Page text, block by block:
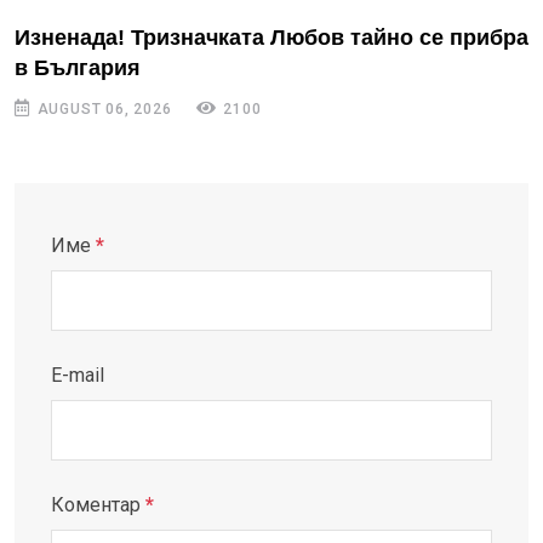
Изненада! Тризначката Любов тайно се прибра
в България
AUGUST 06, 2026 2100
Име *
E-mail
Коментар *